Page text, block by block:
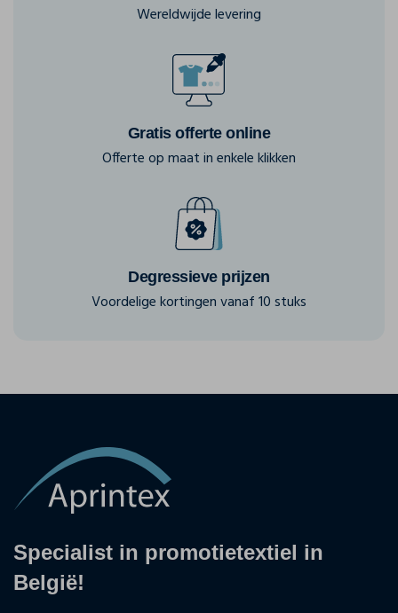
Wereldwijde levering
Gratis offerte online
Offerte op maat in enkele klikken
Degressieve prijzen
Voordelige kortingen vanaf 10 stuks
Specialist in promotietextiel in
België!